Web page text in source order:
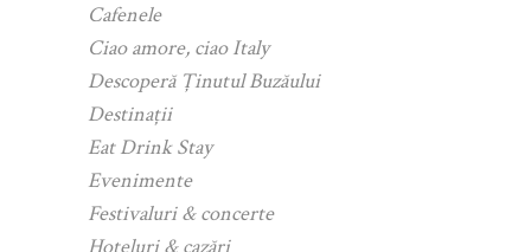
Cafenele
Ciao amore, ciao Italy
Descoperă Ținutul Buzăului
Destinații
Eat Drink Stay
Evenimente
Festivaluri & concerte